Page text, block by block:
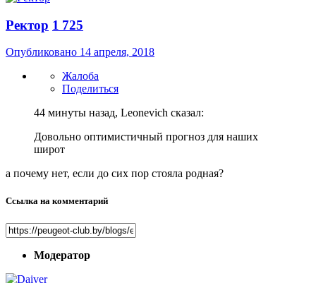
Ректор 1 725
Опубликовано 14 апреля, 2018
Жалоба
Поделиться
44 минуты назад, Leonevich сказал:
Довольно оптимистичный прогноз для наших
широт
а почему нет, если до сих пор стояла родная?
Ссылка на комментарий
Модератор